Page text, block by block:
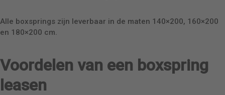
Alle boxsprings zijn leverbaar in de maten 140×200, 160×200
en 180×200 cm.
Voordelen van een boxspring
leasen